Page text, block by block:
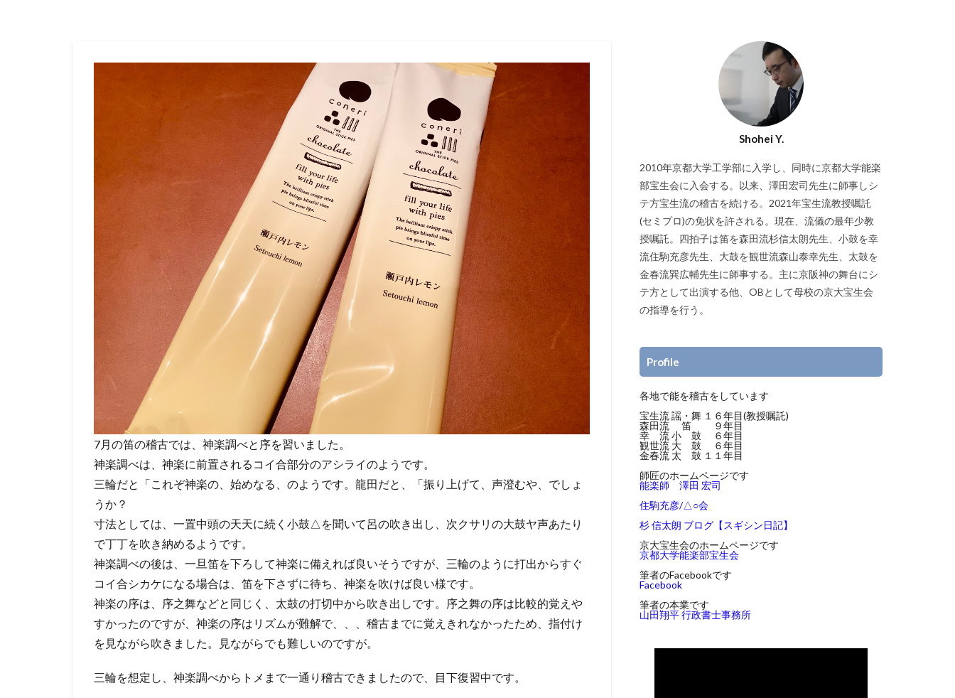
7月の笛の稽古では、神楽調べと序を習いました。
神楽調べは、神楽に前置されるコイ合部分のアシライのようです。
三輪だと「これぞ神楽の、始めなる、のようです。龍田だと、「振り上げて、声澄むや、でしょ
うか？
寸法としては、一置中頭の天天に続く小鼓△を聞いて呂の吹き出し、次クサリの大鼓ヤ声あたり
で丁丁を吹き納めるようです。
神楽調べの後は、一旦笛を下ろして神楽に備えれば良いそうですが、三輪のように打出からすぐ
コイ合シカケになる場合は、笛を下さずに待ち、神楽を吹けば良い様です。
神楽の序は、序之舞などと同じく、太鼓の打切中から吹き出しです。序之舞の序は比較的覚えや
すかったのですが、神楽の序はリズムが難解で、、、稽古までに覚えきれなかったため、指付け
を見ながら吹きました。見ながらでも難しいのですが。
三輪を想定し、神楽調べからトメまで一通り稽古できましたので、目下復習中です。
Shohei Y.
2010年京都大学工学部に入学し、同時に京都大学能楽
部宝生会に入会する。以来、澤田宏司先生に師事しシ
テ方宝生流の稽古を続ける。2021年宝生流教授嘱託
(セミプロ)の免状を許される。現在、流儀の最年少教
授嘱託。四拍子は笛を森田流杉信太朗先生、小鼓を幸
流住駒充彦先生、大鼓を観世流森山泰幸先生、太鼓を
金春流巽広輔先生に師事する。主に京阪神の舞台にシ
テ方として出演する他、OBとして母校の京大宝生会
の指導を行う。
Profile
各地で能を稽古をしています
宝生流 謡・舞 １６年目(教授嘱託)
森田流 笛 ９年目
幸 流 小 鼓 ６年目
観世流 大 鼓 ６年目
金春流 太 鼓 １１年目
師匠のホームページです
能楽師 澤田 宏司
住駒充彦/△○会
杉 信太朗 ブログ【スギシン日記】
京大宝生会のホームページです
京都大学能楽部宝生会
筆者のFacebookです
Facebook
筆者の本業です
山田翔平 行政書士事務所